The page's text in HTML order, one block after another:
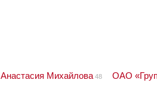
Анастасия Михайлова 48 ОАО